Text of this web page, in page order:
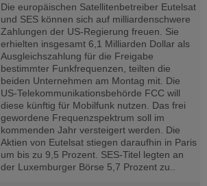
Die europäischen Satellitenbetreiber Eutelsat
und SES können sich auf milliardenschwere
Zahlungen der US-Regierung freuen. Sie
erhielten insgesamt 6,1 Milliarden Dollar als
Ausgleichszahlung für die Freigabe
‌bestimmter Funkfrequenzen, teilten die
beiden Unternehmen am Montag mit. Die
US-Telekommunikationsbehörde FCC will
diese künftig für Mobilfunk ⁠nutzen. ⁠Das frei
gewordene Frequenzspektrum soll im
kommenden Jahr versteigert werden. Die
Aktien von Eutelsat stiegen daraufhin in Paris
um bis zu 9,5 Prozent. SES-Titel legten an
der Luxemburger Börse 5,7 Prozent zu..